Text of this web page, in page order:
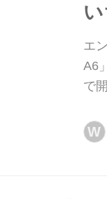
エ
A6
で
は
パ
W